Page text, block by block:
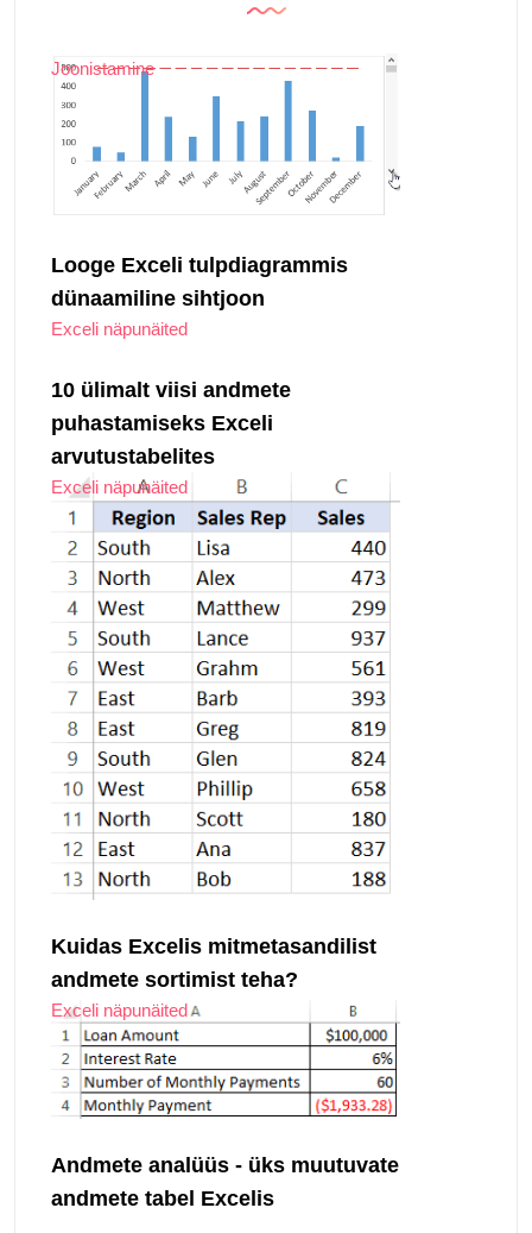
Joonistamine
Looge Exceli tulpdiagrammis
dünaamiline sihtjoon
Exceli näpunäited
10 ülimalt viisi andmete
puhastamiseks Exceli
arvutustabelites
Exceli näpunäited
Kuidas Excelis mitmetasandilist
andmete sortimist teha?
Exceli näpunäited
Andmete analüüs - üks muutuvate
andmete tabel Excelis